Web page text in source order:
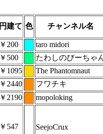
円建て 色 チャンネル名
￥200
taro midori
￥500
たわしのびーちゃ
￥1095
The Phantomnaut
￥2440
フワチキ
￥2190 mopoloking
￥547 SeejoCrux